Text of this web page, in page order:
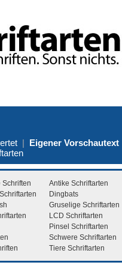
| Eigener Vorschautext
Schriften
Antike Schriftarten
Dingbats
Gruselige Schriftarten
LCD Schriftarten
Pinsel Schriftarten
Schwere Schriftarten
Tiere Schriftarten